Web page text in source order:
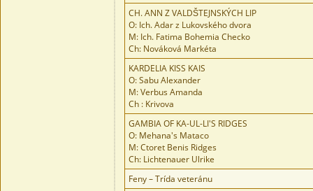
CH. ANN Z VALDŠTEJNSKÝCH LIP
O: Ich. Adar z Lukovského dvora
M: Ich. Fatima Bohemia Checko
Ch: Nováková Markéta
KARDELIA KISS KAIS
O: Sabu Alexander
M: Verbus Amanda
Ch : Krivova
GAMBIA OF KA-UL-LI'S RIDGES
O: Mehana's Mataco
M: Ctoret Benis Ridges
Ch: Lichtenauer Ulrike
Feny – Trída veteránu